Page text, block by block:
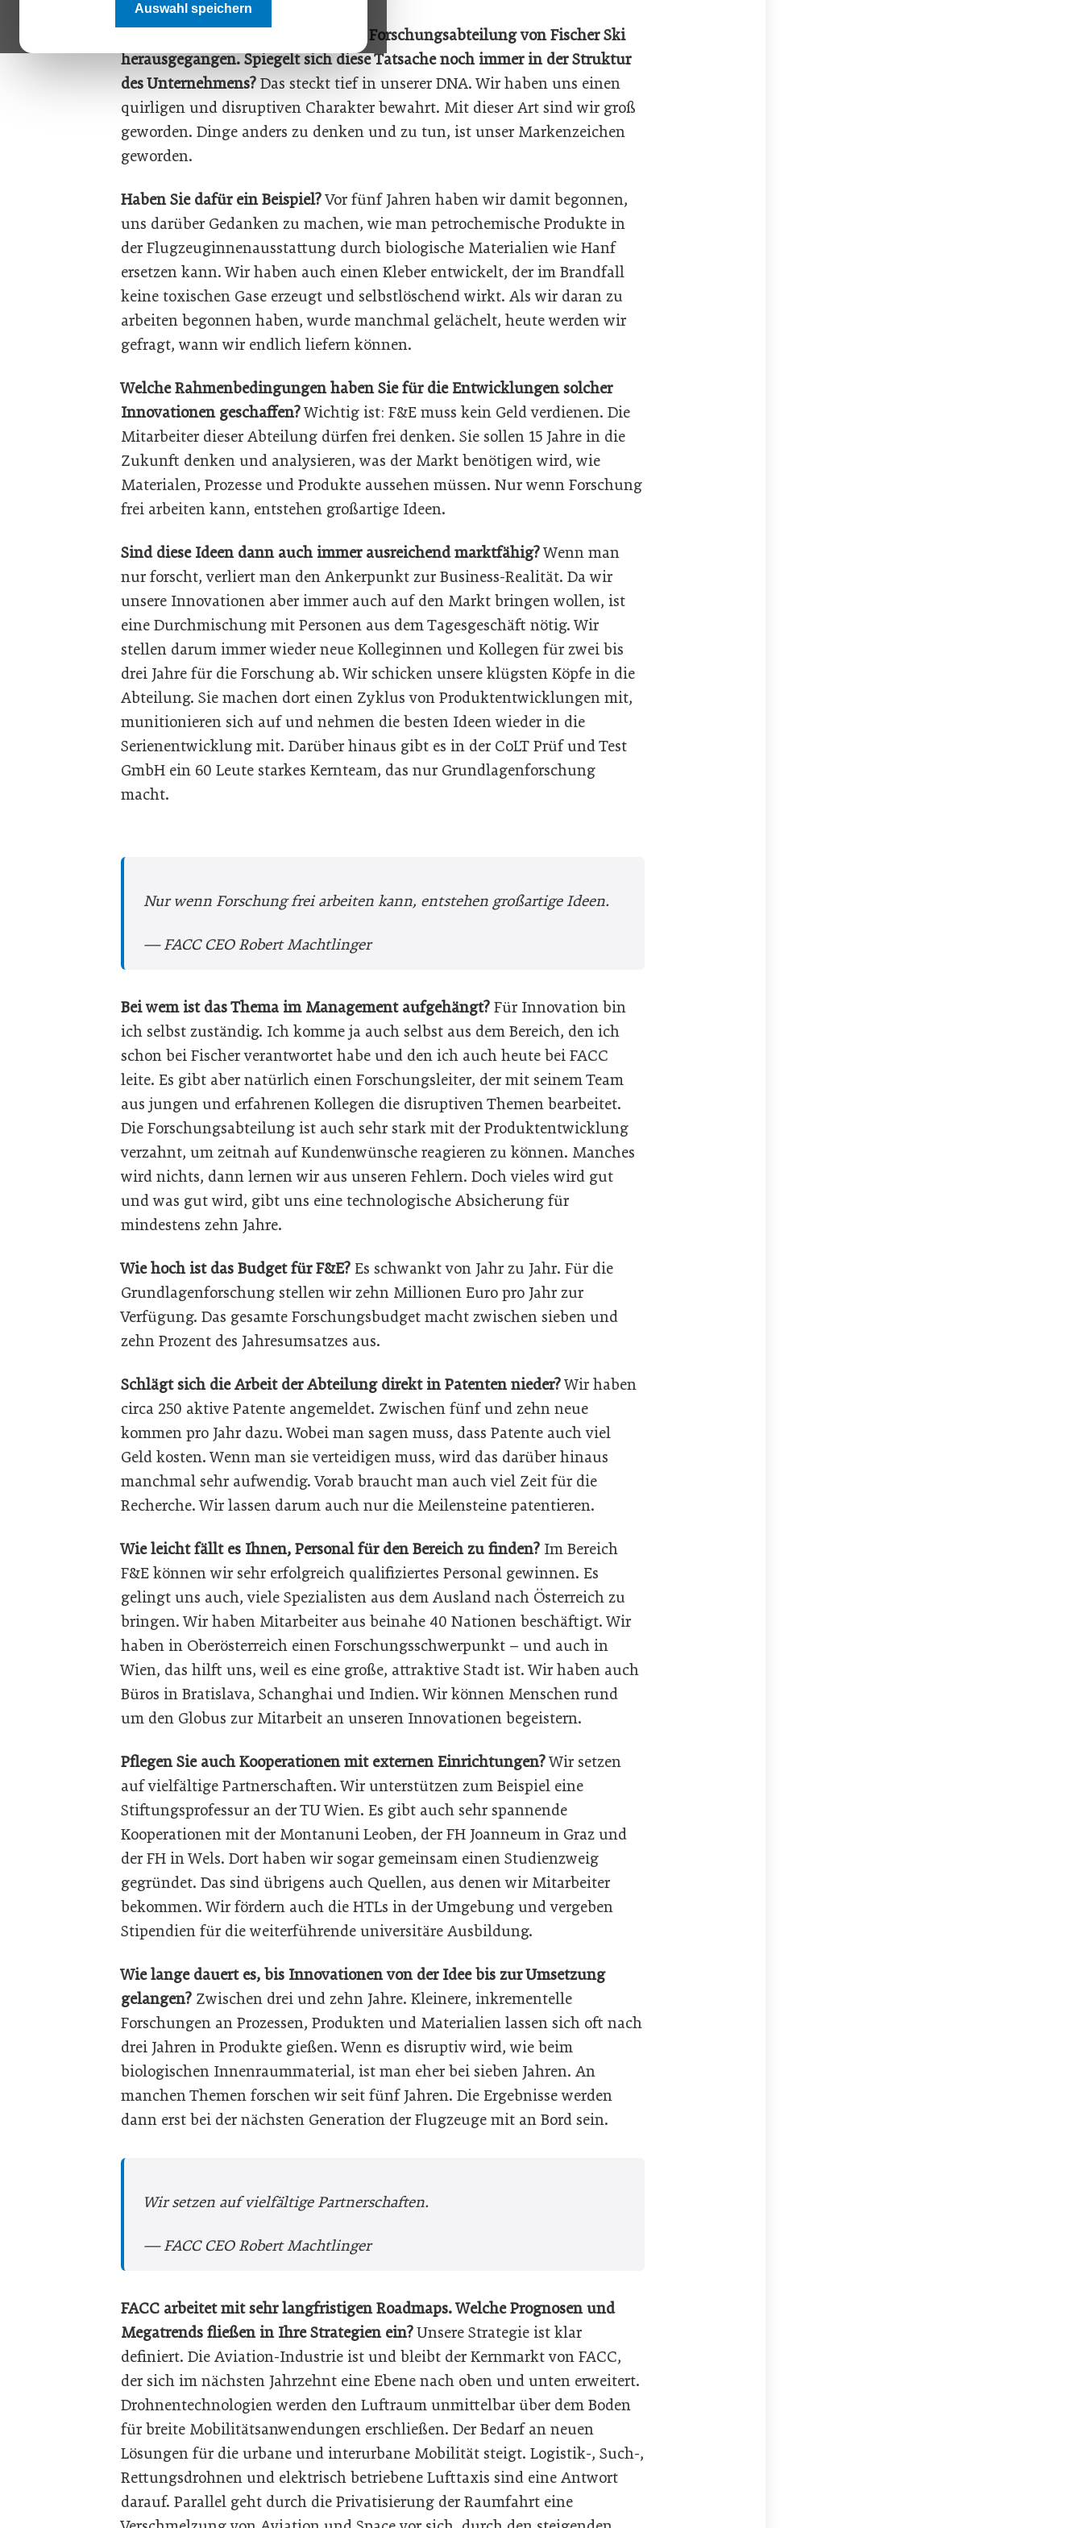
Auswahl speichern
FACC ist vor über 30 Jahren aus der Forschungsabteilung von Fischer Ski
herausgegangen. Spiegelt sich diese Tatsache noch immer in der Struktur
des Unternehmens? Das steckt tief in unserer DNA. Wir haben uns einen
quirligen und disruptiven Charakter bewahrt. Mit dieser Art sind wir groß
geworden. Dinge anders zu denken und zu tun, ist unser Markenzeichen
geworden.
Haben Sie dafür ein Beispiel?Vor fünf Jahren haben wir damit begonnen,
uns darüber Gedanken zu machen, wie man petrochemische Produkte in
der Flugzeuginnenausstattung durch biologische Materialien wie Hanf
ersetzen kann. Wir haben auch einen Kleber entwickelt, der im Brandfall
keine toxischen Gase erzeugt und selbstlöschend wirkt. Als wir daran zu
arbeiten begonnen haben, wurde manchmal gelächelt, heute werden wir
gefragt, wann wir endlich liefern können.
Welche Rahmenbedingungen haben Sie für die Entwicklungen solcher
Innovationen geschaffen?Wichtig ist: F&E muss kein Geld verdienen. Die
Mitarbeiter dieser Abteilung dürfen frei denken. Sie sollen 15 Jahre in die
Zukunft denken und analysieren, was der Markt benötigen wird, wie
Materialen, Prozesse und Produkte aussehen müssen. Nur wenn Forschung
frei arbeiten kann, entstehen großartige Ideen.
Sind diese Ideen dann auch immer ausreichend marktfähig?Wenn man
nur forscht, verliert man den Ankerpunkt zur Business-Realität. Da wir
unsere Innovationen aber immer auch auf den Markt bringen wollen, ist
eine Durchmischung mit Personen aus dem Tagesgeschäft nötig. Wir
stellen darum immer wieder neue Kolleginnen und Kollegen für zwei bis
drei Jahre für die Forschung ab. Wir schicken unsere klügsten Köpfe in die
Abteilung. Sie machen dort einen Zyklus von Produktentwicklungen mit,
munitionieren sich auf und nehmen die besten Ideen wieder in die
Serienentwicklung mit. Darüber hinaus gibt es in der CoLT Prüf und Test
GmbH ein 60 Leute starkes Kernteam, das nur Grundlagenforschung
macht.
Nur wenn Forschung frei arbeiten kann, entstehen großartige Ideen.
— FACC CEO Robert Machtlinger
Bei wem ist das Thema im Management aufgehängt? Für Innovation bin
ich selbst zuständig. Ich komme ja auch selbst aus dem Bereich, den ich
schon bei Fischer verantwortet habe und den ich auch heute bei FACC
leite. Es gibt aber natürlich einen Forschungsleiter, der mit seinem Team
aus jungen und erfahrenen Kollegen die disruptiven Themen bearbeitet.
Die Forschungsabteilung ist auch sehr stark mit der Produktentwicklung
verzahnt, um zeitnah auf Kundenwünsche reagieren zu können. Manches
wird nichts, dann lernen wir aus unseren Fehlern. Doch vieles wird gut
und was gut wird, gibt uns eine technologische Absicherung für
mindestens zehn Jahre.
Wie hoch ist das Budget für F&E? Es schwankt von Jahr zu Jahr. Für die
Grundlagenforschung stellen wir zehn Millionen Euro pro Jahr zur
Verfügung. Das gesamte Forschungsbudget macht zwischen sieben und
zehn Prozent des Jahresumsatzes aus.
Schlägt sich die Arbeit der Abteilung direkt in Patenten nieder?Wir haben
circa 250 aktive Patente angemeldet. Zwischen fünf und zehn neue
kommen pro Jahr dazu. Wobei man sagen muss, dass Patente auch viel
Geld kosten. Wenn man sie verteidigen muss, wird das darüber hinaus
manchmal sehr aufwendig. Vorab braucht man auch viel Zeit für die
Recherche. Wir lassen darum auch nur die Meilensteine patentieren.
Wie leicht fällt es Ihnen, Personal für den Bereich zu finden? Im Bereich
F&E können wir sehr erfolgreich qualifiziertes Personal gewinnen. Es
gelingt uns auch, viele Spezialisten aus dem Ausland nach Österreich zu
bringen. Wir haben Mitarbeiter aus beinahe 40 Nationen beschäftigt. Wir
haben in Oberösterreich einen Forschungsschwerpunkt – und auch in
Wien, das hilft uns, weil es eine große, attraktive Stadt ist. Wir haben auch
Büros in Bratislava, Schanghai und Indien. Wir können Menschen rund
um den Globus zur Mitarbeit an unseren Innovationen begeistern.
Pflegen Sie auch Kooperationen mit externen Einrichtungen?Wir setzen
auf vielfältige Partnerschaften. Wir unterstützen zum Beispiel eine
Stiftungsprofessur an der TU Wien. Es gibt auch sehr spannende
Kooperationen mit der Montanuni Leoben, der FH Joanneum in Graz und
der FH in Wels. Dort haben wir sogar gemeinsam einen Studienzweig
gegründet. Das sind übrigens auch Quellen, aus denen wir Mitarbeiter
bekommen. Wir fördern auch die HTLs in der Umgebung und vergeben
Stipendien für die weiterführende universitäre Ausbildung.
Wie lange dauert es, bis Innovationen von der Idee bis zur Umsetzung
gelangen? Zwischen drei und zehn Jahre. Kleinere, inkrementelle
Forschungen an Prozessen, Produkten und Materialien lassen sich oft nach
drei Jahren in Produkte gießen. Wenn es disruptiv wird, wie beim
biologischen Innenraummaterial, ist man eher bei sieben Jahren. An
manchen Themen forschen wir seit fünf Jahren. Die Ergebnisse werden
dann erst bei der nächsten Generation der Flugzeuge mit an Bord sein.
Wir setzen auf ­vielfältige ­Partnerschaften.
— FACC CEO Robert Machtlinger
FACC arbeitet mit sehr langfristigen Roadmaps. Welche Prognosen und
Megatrends fließen in Ihre Strategien ein?Unsere Strategie ist klar
definiert. Die Aviation-Industrie ist und bleibt der Kernmarkt von FACC,
der sich im nächsten Jahrzehnt eine Ebene nach oben und unten erweitert.
Drohnentechnologien werden den Luftraum unmittelbar über dem Boden
für breite Mobilitätsanwendungen erschließen. Der Bedarf an neuen
Lösungen für die urbane und interurbane Mobilität steigt. Logistik-, Such-,
Rettungsdrohnen und elektrisch betriebene Lufttaxis sind eine Antwort
darauf. Parallel geht durch die Privatisierung der Raumfahrt eine